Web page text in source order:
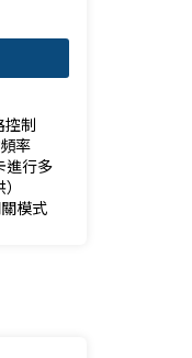
制
率
進行多
模式